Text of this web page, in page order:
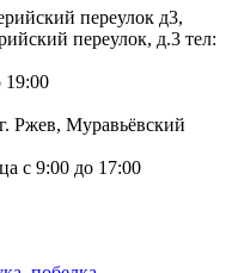
переулок д3,
переулок, д.3 тел:
19:00
Ржев, Муравьёвский
с 9:00 до 17:00